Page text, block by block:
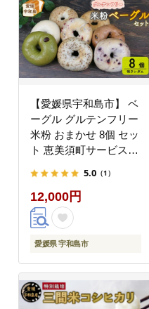
【愛媛県宇和島市】 ベ
ーグル グルテンフリー
米粉 おまかせ 8個 セッ
ト 恵美須町サービスエ
り 数量限定 J012-
165001
5.0 （1）
12,000円
愛媛県 宇和島市